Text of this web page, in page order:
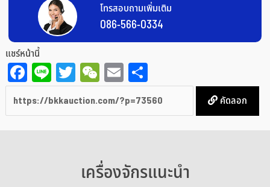
โทรสอบถามเพิ่มเติม
086-566-0334
แชร์หน้านี้
Facebook
LineTwitter
WeChat
EmailShare
คัดลอก
เครื่องจักรแนะนำ